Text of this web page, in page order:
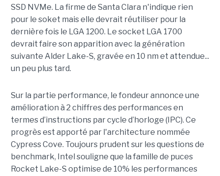
SSD NVMe. La firme de Santa Clara n'indique rien
pour le soket mais elle devrait réutiliser pour la
dernière fois le LGA 1200. Le socket LGA 1700
devrait faire son apparition avec la génération
suivante Alder Lake-S, gravée en 10 nm et attendue...
un peu plus tard.
Sur la partie performance, le fondeur annonce une
amélioration à 2 chiffres des performances en
termes d’instructions par cycle d’horloge (IPC). Ce
progrès est apporté par l'architecture nommée
Cypress Cove. Toujours prudent sur les questions de
benchmark, Intel souligne que la famille de puces
Rocket Lake-S optimise de 10% les performances